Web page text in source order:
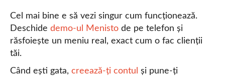
Cel mai bine e să vezi singur cum funcționează.
Deschide demo-ul Menisto de pe telefon și
răsfoiește un meniu real, exact cum o fac clienții
tăi.
Când ești gata, creează-ți contul și pune-ți